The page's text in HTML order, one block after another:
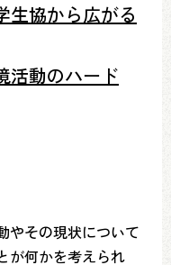
生協から広がる
活動のハード
やその現状について
が何かを考えられ